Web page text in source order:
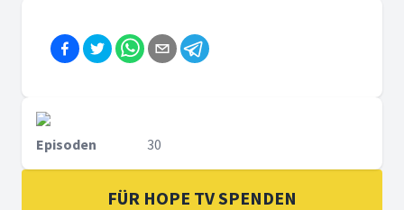
Episoden 30
FÜR HOPE TV SPENDEN